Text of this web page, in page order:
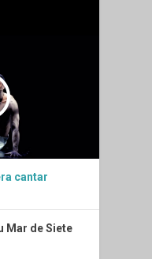
cantar
Mar de Siete